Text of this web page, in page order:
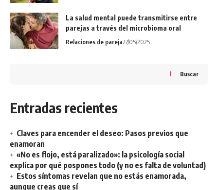
La salud mental puede transmitirse entre
parejas a través del microbioma oral
Relaciones de pareja27/05/2025
Buscar
Entradas recientes
Claves para encender el deseo: Pasos previos que
enamoran
«No es flojo, está paralizado»: la psicología social
explica por qué pospones todo (y no es falta de voluntad)
Estos síntomas revelan que no estás enamorada,
aunque creas que sí